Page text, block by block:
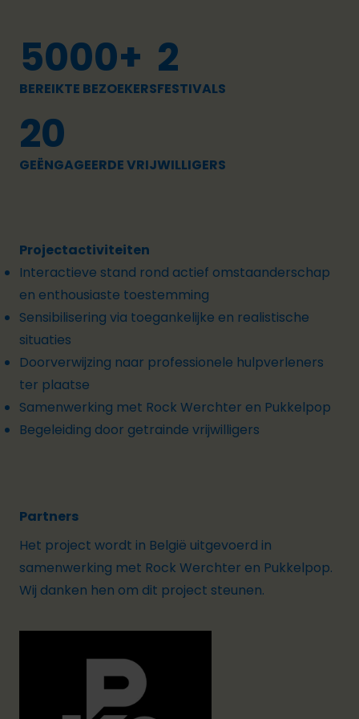
5000+
BEREIKTE BEZOEKERS
2
FESTIVALS
20
GEËNGAGEERDE VRIJWILLIGERS
Projectactiviteiten
Interactieve stand rond actief omstaanderschap
en enthousiaste toestemming
Sensibilisering via toegankelijke en realistische
situaties
Doorverwijzing naar professionele hulpverleners
ter plaatse
Samenwerking met Rock Werchter en Pukkelpop
Begeleiding door getrainde vrijwilligers
Partners
Het project wordt in België uitgevoerd in
samenwerking met Rock Werchter en Pukkelpop.
Wij danken hen om dit project steunen.